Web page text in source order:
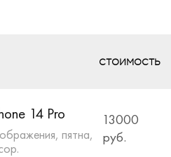
СТОИМОСТЬ
14 Pro
пятна,
13000
руб.